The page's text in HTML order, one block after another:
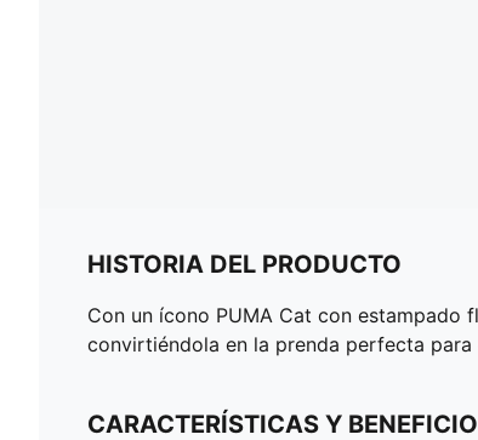
HISTORIA DEL PRODUCTO
Con un ícono PUMA Cat con estampado
convirtiéndola en la prenda perfecta
CARACTERÍSTICAS Y